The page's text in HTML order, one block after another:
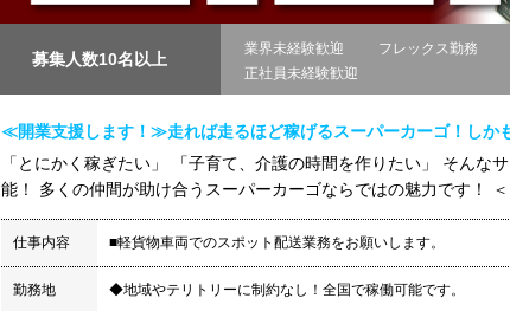
募集人数10名以上
業界未経験歓迎 フレックス勤務
正社員未経験歓迎
≪開業支援します！≫走れば走るほど稼げるスーパーカーゴ！しか
「とにかく稼ぎたい」 「子育て、介護の時間を作りたい」 そんな
能！ 多くの仲間が助け合うスーパーカーゴならではの魅力です！
仕事内容 ■軽貨物車両でのスポット配送業務をお願いします。
勤務地 ◆地域やテリトリーに制約なし！全国で稼働可能です。